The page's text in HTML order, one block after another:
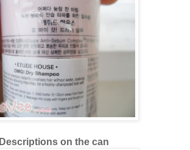
Descriptions on the can